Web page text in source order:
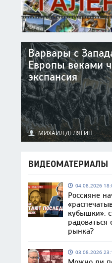
Варвары с
Европы веками
экспансия
МИХАИЛ ДЕЛЯГИН
ВИДЕОМАТЕРИАЛЫ
04.08.2026
Россияне
кубышки»:
рынка?
03.08.2026